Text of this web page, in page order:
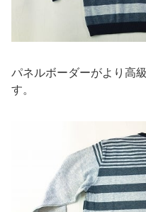
パネルボーダーがより高
す。